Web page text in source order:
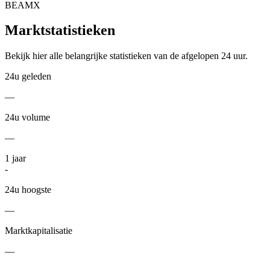
BEAMX
Marktstatistieken
Bekijk hier alle belangrijke statistieken van de afgelopen 24 uur.
24u geleden
—
24u volume
—
1 jaar
-
24u hoogste
—
Marktkapitalisatie
—